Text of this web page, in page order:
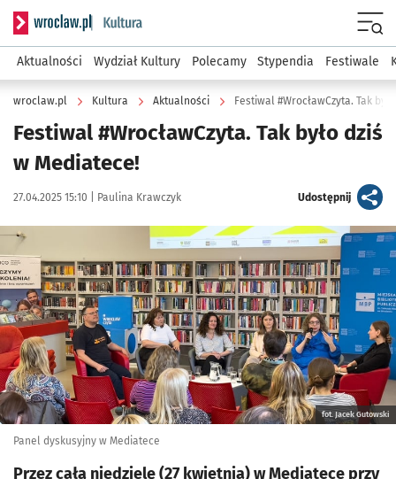
Serwis informacyjny wroclaw.pl podserwis: Kultura
Aktualności Wydział Kultury Polecamy Stypendia Festiwale
wroclaw.pl Kultura Aktualności Festiwal #WrocławCzyta. Tak
Festiwal #WrocławCzyta. Tak było dziś
w Mediatece!
Data publikacji:
27.04.2025 15:10 | Autor:
Paulina Krawczyk Udostępnijartykuł
fot. Jacek Gutowski
Panel dyskusyjny w Mediatece
Przez całą niedzielę (27 kwietnia) w Mediatece przy